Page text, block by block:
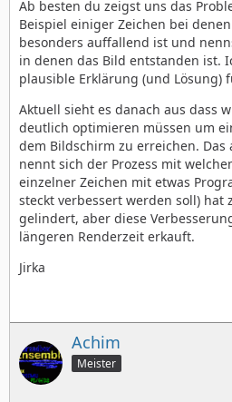
Ab besten du zeigst uns das
Beispiel einiger Zeichen bei
besonders auffallend ist und
in denen das Bild entstanden ist.
plausible Erklärung (und Lösung)
Aktuell sieht es danach aus dass
deutlich optimieren müssen um
dem Bildschirm zu erreichen. Das
nennt sich der Prozess mit
einzelner Zeichen mit etwas
steckt verbessert werden soll) hat
gelindert, aber diese
längeren Renderzeit erkauft.
Jirka
Achim
Meister